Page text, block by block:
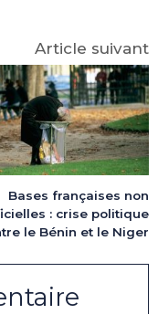
Article suivant
Bases françaises non
: crise politique
le Bénin et le Niger